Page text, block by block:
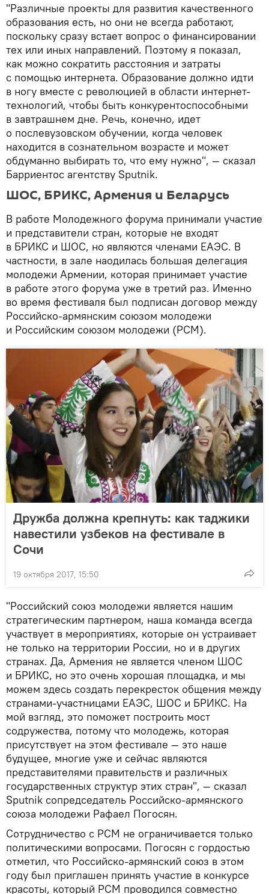
"Различные проекты для развития качественного
образования есть, но они не всегда работают,
поскольку сразу встает вопрос о финансировании
тех или иных направлений. Поэтому я показал,
как можно сократить расстояния и затраты
с помощью интернета. Образование должно идти
в ногу вместе с революцией в области интернет-
технологий, чтобы быть конкурентоспособными
в завтрашнем дне. Речь, конечно, идет
о послевузовском обучении, когда человек
находится в сознательном возрасте и может
обдуманно выбирать то, что ему нужно", — сказал
Барриентос агентству Sputnik.
ШОС, БРИКС, Армения и Беларусь
В работе Молодежного форума принимали участие
и представители стран, которые не входят
в БРИКС и ШОС, но являются членами ЕАЭС. В
частности, в зале наодилась большая делегация
молодежи Армении, которая принимает участие
в работе этого форума уже в третий раз. Именно
во время фестиваля был подписан договор между
Российско-армянским союзом молодежи
и Российским союзом молодежи (РСМ).
Дружба должна крепнуть: как таджики
навестили узбеков на фестивале в
Сочи
19 октября 2017, 15:50
"Российский союз молодежи является нашим
стратегическим партнером, наша команда всегда
участвует в мероприятиях, которые он устраивает
не только на территории России, но и в других
странах. Да, Армения не является членом ШОС
и БРИКС, но это очень хорошая площадка, и мы
можем здесь создать перекресток общения между
странами-участницами ЕАЭС, ШОС и БРИКС. На
мой взгляд, это поможет построить мост
содружества, потому что молодежь, которая
присутствует на этом фестивале — это наше
будущее, многие уже и сейчас являются
представителями правительств и различных
государственных структур этих стран", — сказал
Sputnik сопредседатель Российско-армянского
союза молодежи Рафаел Погосян.
Сотрудничество с РСМ не ограничивается только
политическими вопросами. Погосян с гордостью
отметил, что Российско-армянский союз в этом
году был приглашен принять участие в конкурсе
красоты, который РСМ проводился совместно